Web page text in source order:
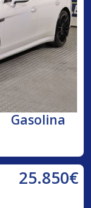
Gasolina
25.850€